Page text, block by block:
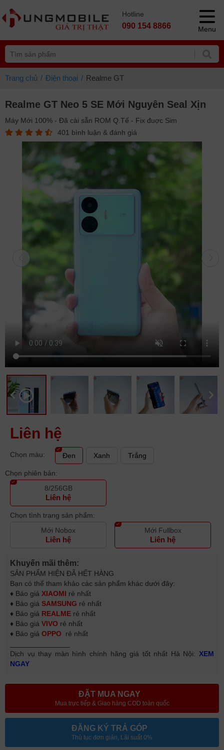
Hotline
090 154 8866 Menu
Trang chủ Điện thoại Realme GT
Realme GT Neo 5 SE Mới Nguyên Seal Xịn
Máy Mới 100% - Đã cài sẵn ROM Q.Tế - Fix đuợc Sim
401 bình luận & đánh giá
Liên hệ
Chọn màu: Đen Xanh Trắng
Chọn phiên bản:
8/256GB
Liên hệ
Chọn tình trạng sản phẩm:
Mới Nobox
Liên hệ
Mới Fullbox
Liên hệ
Khuyến mãi thêm:
SẢN PHẨM HIỆN ĐÃ HẾT HÀNG
Bạn có thể tham khảo các sản phẩm khác dưới đây:
♦ Báo giá XIAOMI rẻ nhất
♦ Báo giá SAMSUNG rẻ nhất
♦ Báo giá REALME rẻ nhất
♦ Báo giá VIVO rẻ nhất
♦ Báo giá OPPO
rẻ nhất
Dịch vụ thay màn hình chính hãng giá tốt nhất Hà Nội: XEM
NGAY
ĐẶT MUA NGAY
Mua trực tiếp & Giao hàng COD toàn quốc
ĐĂNG KÝ TRẢ GÓP
Thủ tục đơn giản, Lãi suất 0%